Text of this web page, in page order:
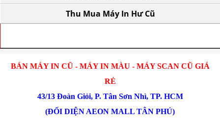
Thu Mua Máy In Hư Cũ
BÁN MÁY IN CŨ - MÁY IN MÀU - MÁY SCAN CŨ GIÁ
RẺ
43/13 Đoàn Giỏi, P. Tân Sơn Nhì, TP. HCM
(ĐỐI DIỆN AEON MALL TÂN PHÚ)